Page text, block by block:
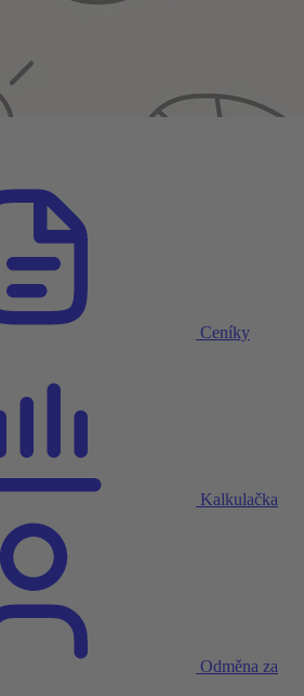
Ceníky
Kalkulačka
Odměna za